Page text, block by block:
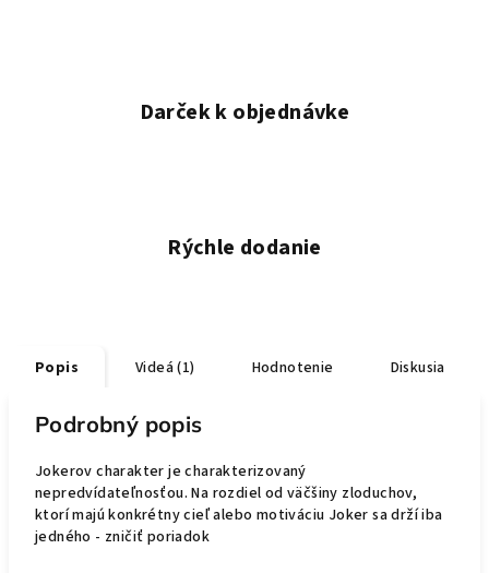
Darček k objednávke
Rýchle dodanie
Popis Videá (1) Hodnotenie Diskusia
Podrobný popis
Jokerov charakter je charakterizovaný
nepredvídateľnosťou. Na rozdiel od väčšiny zloduchov,
ktorí majú konkrétny cieľ alebo motiváciu Joker sa drží iba
jedného - zničiť poriadok